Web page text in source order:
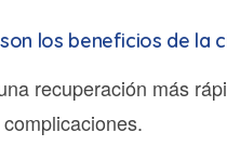
los beneficios de la
recuperación más